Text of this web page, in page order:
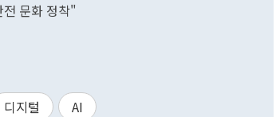
문화 정착"
디지털 AI